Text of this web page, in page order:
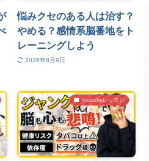
悩みクセのある人は治す？
やめる？感情系脳番地をト
レーニングしよう
2026年8月9日
Youtubeレッスン